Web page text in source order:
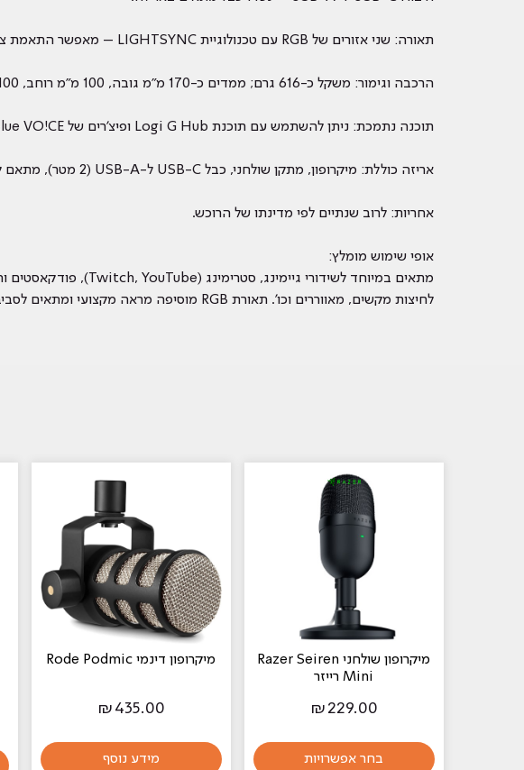
תאורה: שני אזורים של RGB עם טכנולוגיית LIGHTSYNC – מאפשר התאמת צבעים/אפקטים סביבתיים.
הרכבה וגימור: משקל כ-616 גרם; ממדים כ-170 מ"מ גובה, 100 מ"מ רוחב, 100 מ"מ עומק; מגיע עם מתקן שולחני נשלף וכן מתאם לבום־ארם/חצובה.
תוכנה נתמכת: ניתן להשתמש עם תוכנת Logi G Hub ופיצ’רים של Blue VO!CE לסינון קליפים, הגבלת רעש, הגברה חכמה ועוד.
אריזה כוללת: מיקרופון, מתקן שולחני, כבל USB-C ל-USB-A (2 מטר), מתאם לבום-ארם/חצובה (⅝″ ו-⅜″), מדריך משתמש, קוד רידימציה ל-Streamlabs Ultra.
אחריות: לרוב שנתיים לפי מדינתו של הרוכש.
אופי שימוש מומלץ:
לחיצות מקשים, מאווררים וכו'. תאורת RGB מוסיפה מראה מקצועי ומתאים לסביבת סטרימינג מודרנית.
‏מיקרופון שולחני Razer Seiren
Mini רייזר
₪ 229.00
בחר אפשרויות
‏מיקרופון דינמי Rode Podmic
₪ 435.00
מידע נוסף